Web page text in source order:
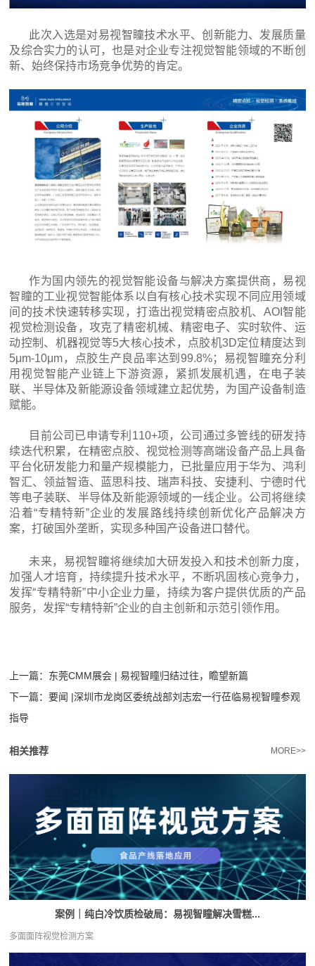
此次入选是对易视智瞳技术水平、创新能力、发展质量
及综合实力的认可，也是对企业专注视觉智能领域的不断创
新、始终保持市场竞争优势的肯定。
作为国内领先的视觉智能设备与解决方案提供商，易视
智瞳的工业视觉智能体系以自有核心技术实现不同应用领域
间的技术快速转移实现，打造出视觉精密点胶机、AOI智能
视觉检测设备，攻克了精密机械、精密电子、实时软件、运
动控制、机器视觉等5大核心技术，点胶机3D定位精度达到
5μm-10μm，点胶生产良品率达到99.8%；易视智瞳充分利
用视觉智能产业链上下游资源，紧抓发展机遇，在电子装
联、半导体及新能源设备领域建立起优势，为国产设备制造
赋能。
目前公司已申请专利110+项，公司通过多管线的研发持
续迭代积累，在精密点胶、视觉检测等高端设备产品上具备
平台化研发能力和量产规模能力，已批量应用于华为、鸿利
智汇、领益智造、蓝思科技、瑞声科技、安捷利、宁德时代
等电子装联、半导体及新能源领域的一线企业。公司将继续
沿着“专精特新”企业的发展路线持续创新优化产品解决方
案，打破国外垄断，实现多种国产设备进口替代。
未来，易视智瞳将继续加大研发投入和技术创新力度，
加强人才培育，持续提升技术水平，不断巩固核心竞争力，
发挥“专精特新”中小企业力量，持续为客户提供优质的产品
服务，发挥“专精特新”企业的自主创新和示范引领作用。
上一篇： 东莞CMM展会 | 易视智瞳归结过往，瞻望新篇
下一篇：要闻 |深圳市龙岗区委统战部刘志宏一行莅临易视智瞳参观
指导
相关推荐 MORE>>
案例｜纯白冷饮质检破局：易视智瞳解决雪糕...
多面面阵视觉检测方案